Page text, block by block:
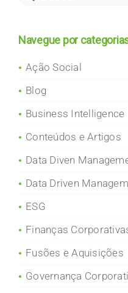
Navegue por
Ação Social
Blog
Business Intelligence
Conteúdos e Artigos
Data Diven
Data Driven
ESG
Finanças
Fusões e Aquisições
Governança